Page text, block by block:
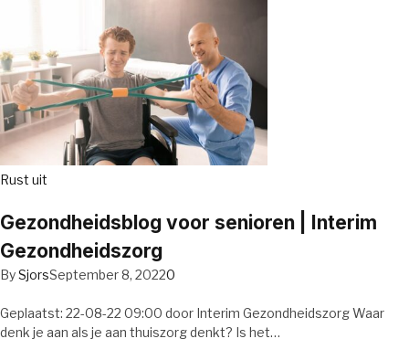
Rust uit
Gezondheidsblog voor senioren | Interim
Gezondheidszorg
BySjorsSeptember 8, 20220
Geplaatst: 22-08-22 09:00 door Interim Gezondheidszorg Waar
denk je aan als je aan thuiszorg denkt? Is het…